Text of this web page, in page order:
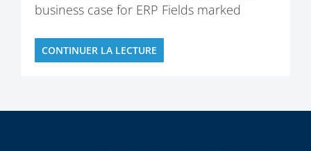
business case for ERP Fields marked
CONTINUER LA LECTURE